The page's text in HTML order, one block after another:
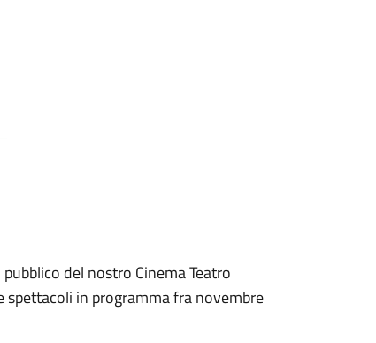
del nostro Cinema Teatro
spettacoli in programma fra novembre